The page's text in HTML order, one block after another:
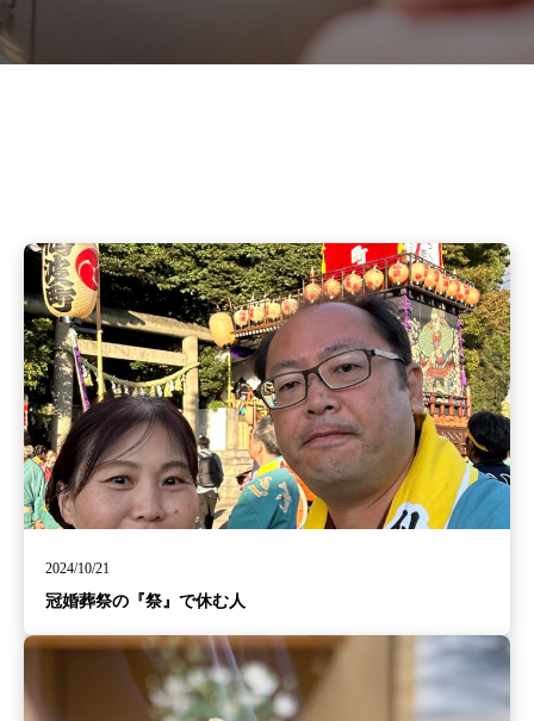
2024/10/21
冠婚葬祭の『祭』で休む人